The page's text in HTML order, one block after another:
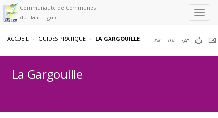
Communauté de Communes
du Haut-Lignon
ACCUEIL GUIDES PRATIQUE LA GARGOUILLE
La Gargouille